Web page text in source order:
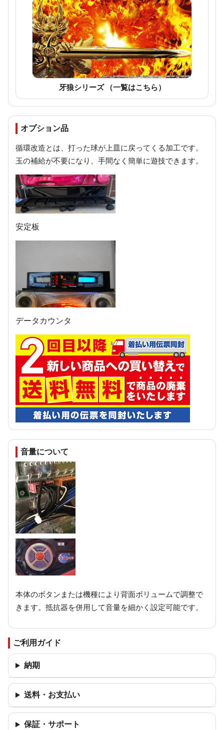
牙狼シリーズ （一覧はこちら）
オプション品
循環改造とは、打った球が上皿に戻ってくる加工です。
玉の補給が不要になり、手間なく簡単に遊技できます。
安定板
データカウンタ
音量について
本体のボタンまたは機種により背面ボリュームで調整で
きます。抵抗器を併用して音量を細かく設定可能です。
ご利用ガイド
納期
送料・お支払い
保証・サポート